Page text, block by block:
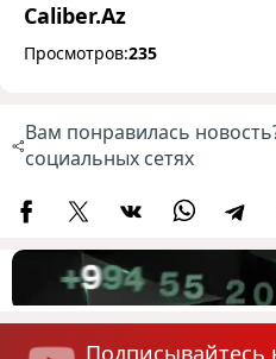
Caliber.Az
Просмотров:235
Вам понравилась
социальных сетях
Подписывайтесь